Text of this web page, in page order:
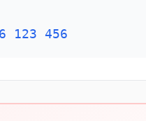
123 456